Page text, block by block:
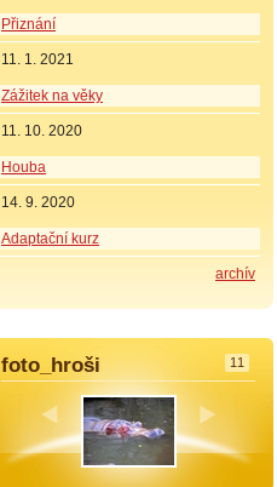
Přiznání
11. 1. 2021
Zážitek na věky
11. 10. 2020
Houba
14. 9. 2020
Adaptační kurz
archív
foto_hroši 11